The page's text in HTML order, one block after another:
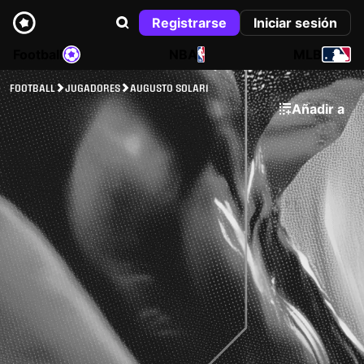
Registrarse
Iniciar sesión
NBA
FOOTBALL JUGADORES AUGUSTO SOLARI
Añadir a